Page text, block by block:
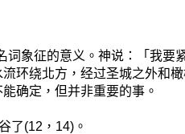
象征的意义。神说：「我要
环绕北方，经过圣城之外和
确定，但并非重要的事。
了(12，14)。